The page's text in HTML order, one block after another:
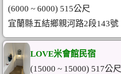
(6000 ~ 6000) 515公尺
宜蘭縣五結鄉親河路2段143號
LOVE米會館民宿
(15000 ~ 15000) 517公尺